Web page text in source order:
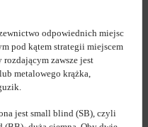
odpowiednich miejsc
pod kątem strategii miejscem
rozdającym zawsze jest
metalowego krążka,
jest small blind (SB), czyli